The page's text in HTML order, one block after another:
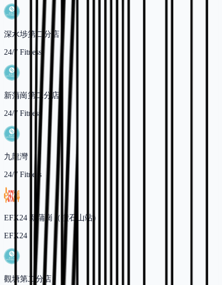
深水埗第二分店
24/7 Fitness
新蒲崗第二分店
24/7 Fitness
九龍灣
24/7 Fitness
EFX24 新蒲崗（鑽石山站）
EFX24
觀塘第二分店